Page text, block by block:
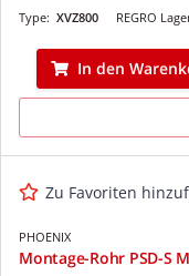
REGRO
Type: XVZ800
In den
Zu Favoriten
PHOENIX
Montage-Rohr PSD-S